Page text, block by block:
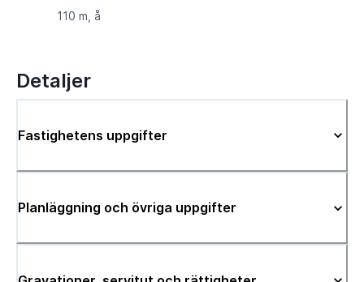
110 m, å
Detaljer
Fastighetens uppgifter
Planläggning och övriga uppgifter